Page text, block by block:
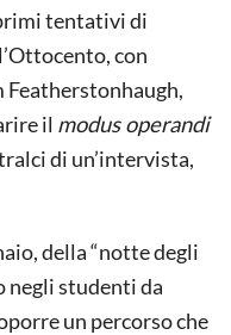
tentativi di
con
Featherstonhaugh,
il modus operandi
di un’intervista,
della “notte degli
negli studenti da
un percorso che